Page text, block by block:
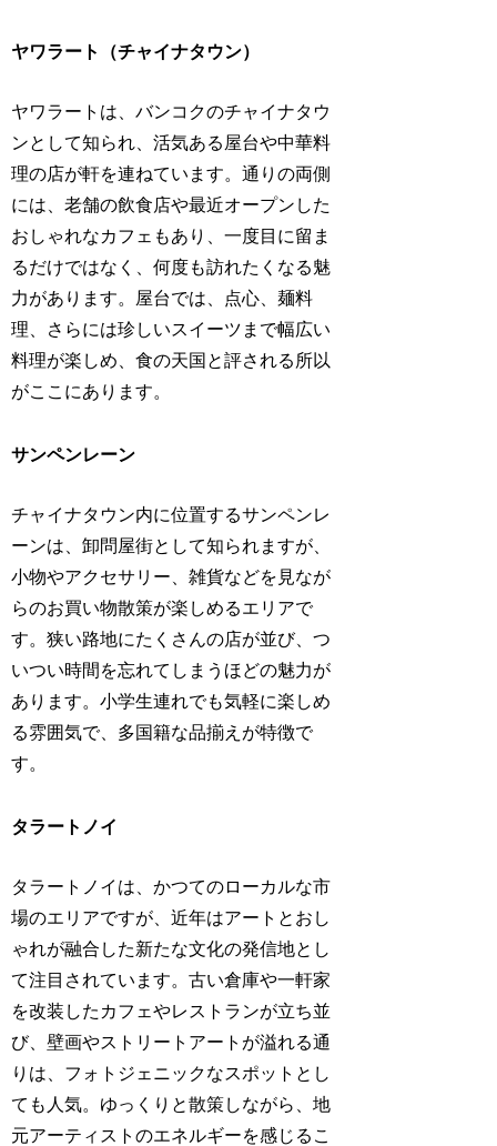
ヤワラート（チャイナタウン）
ヤワラートは、バンコクのチャイナタウ
ンとして知られ、活気ある屋台や中華料
理の店が軒を連ねています。通りの両側
には、老舗の飲食店や最近オープンした
おしゃれなカフェもあり、一度目に留ま
るだけではなく、何度も訪れたくなる魅
力があります。屋台では、点心、麺料
理、さらには珍しいスイーツまで幅広い
料理が楽しめ、食の天国と評される所以
がここにあります。
サンペンレーン
チャイナタウン内に位置するサンペンレ
ーンは、卸問屋街として知られますが、
小物やアクセサリー、雑貨などを見なが
らのお買い物散策が楽しめるエリアで
す。狭い路地にたくさんの店が並び、つ
いつい時間を忘れてしまうほどの魅力が
あります。小学生連れでも気軽に楽しめ
る雰囲気で、多国籍な品揃えが特徴で
す。
タラートノイ
タラートノイは、かつてのローカルな市
場のエリアですが、近年はアートとおし
ゃれが融合した新たな文化の発信地とし
て注目されています。古い倉庫や一軒家
を改装したカフェやレストランが立ち並
び、壁画やストリートアートが溢れる通
りは、フォトジェニックなスポットとし
ても人気。ゆっくりと散策しながら、地
元アーティストのエネルギーを感じるこ